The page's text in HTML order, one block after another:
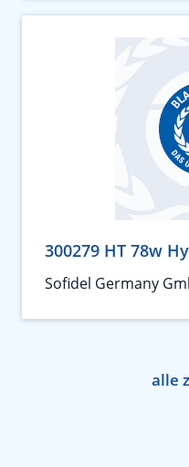
300279 HT 78w
Sofidel Germany
alle